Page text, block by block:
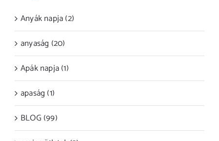
Anyák napja (2)
anyaság (20)
Apák napja (1)
apaság (1)
BLOG (99)